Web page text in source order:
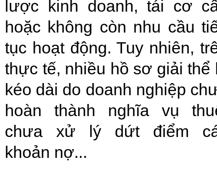
lược kinh doanh, tái cơ
hoặc không còn nhu cầu
tục hoạt động. Tuy nhiên,
thực tế, nhiều hồ sơ giải thể
kéo dài do doanh nghiệp
hoàn thành nghĩa vụ
chưa xử lý dứt điểm
khoản nợ...